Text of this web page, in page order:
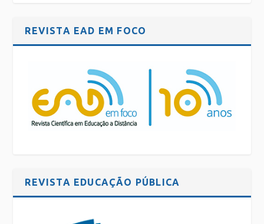
REVISTA EAD EM FOCO
REVISTA EDUCAÇÃO PÚBLICA